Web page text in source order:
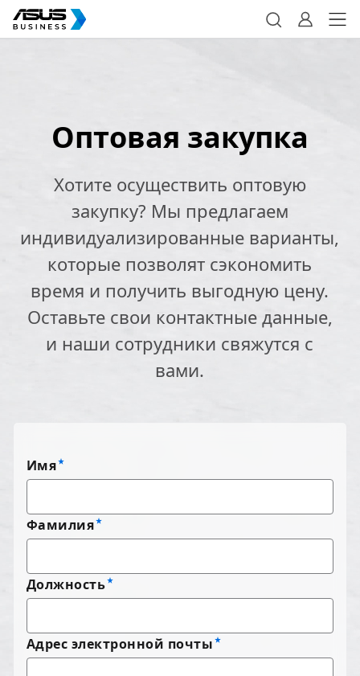
Оптовая закупка
Хотите осуществить оптовую
закупку? Мы предлагаем
индивидуализированные варианты,
которые позволят сэкономить
время и получить выгодную цену.
Оставьте свои контактные данные,
и наши сотрудники свяжутся с
вами.
Имя
Фамилия
Должность
Адрес электронной почты